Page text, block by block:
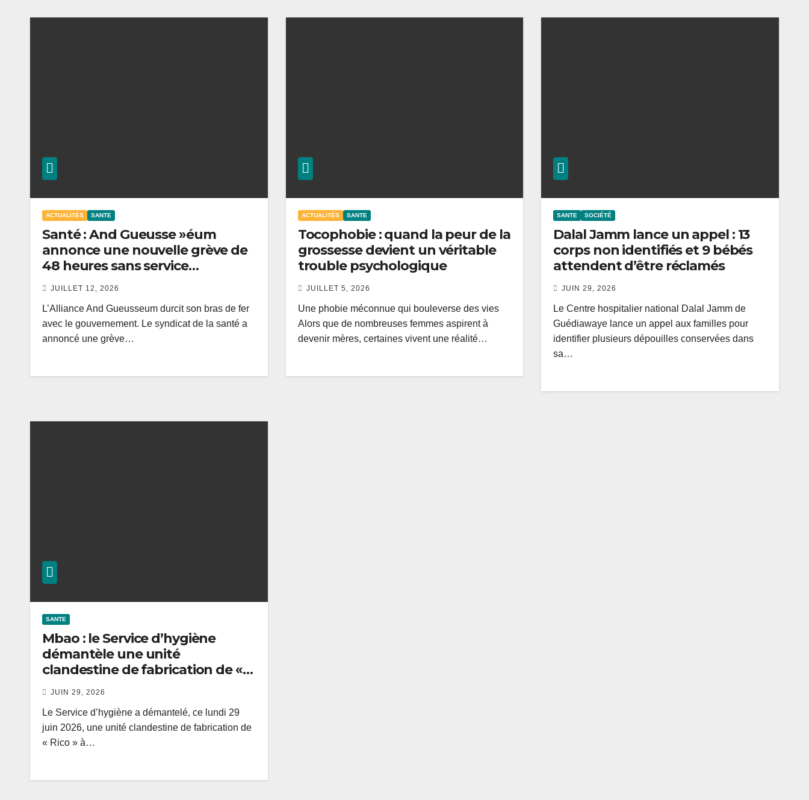
ACTUALITÉS SANTE
Santé : And Gueusse »éum
annonce une nouvelle grève de
48 heures sans service
minimum.
JUILLET 12, 2026
L’Alliance And Gueusseum durcit son bras de fer
avec le gouvernement. Le syndicat de la santé a
annoncé une grève…
ACTUALITÉS SANTE
Tocophobie : quand la peur de la
grossesse devient un véritable
trouble psychologique
JUILLET 5, 2026
Une phobie méconnue qui bouleverse des vies
Alors que de nombreuses femmes aspirent à
devenir mères, certaines vivent une réalité…
SANTE SOCIÉTÉ
Dalal Jamm lance un appel : 13
corps non identifiés et 9 bébés
attendent d’être réclamés
JUIN 29, 2026
Le Centre hospitalier national Dalal Jamm de
Guédiawaye lance un appel aux familles pour
identifier plusieurs dépouilles conservées dans
sa…
SANTE
Mbao : le Service d’hygiène
démantèle une unité
clandestine de fabrication de «
Rico »
JUIN 29, 2026
Le Service d’hygiène a démantelé, ce lundi 29
juin 2026, une unité clandestine de fabrication de
« Rico » à…